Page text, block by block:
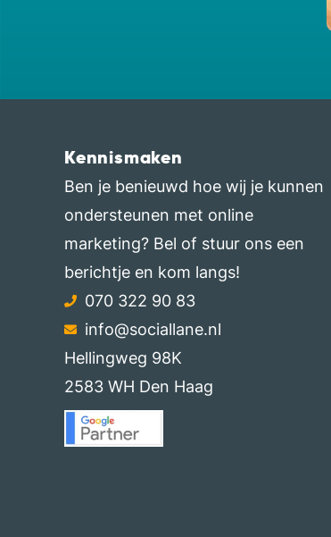
Kennismaken
Ben je benieuwd hoe wij je kunnen
ondersteunen met online
marketing? Bel of stuur ons een
berichtje en kom langs!
070 322 90 83
info@sociallane.nl
Hellingweg 98K
2583 WH Den Haag